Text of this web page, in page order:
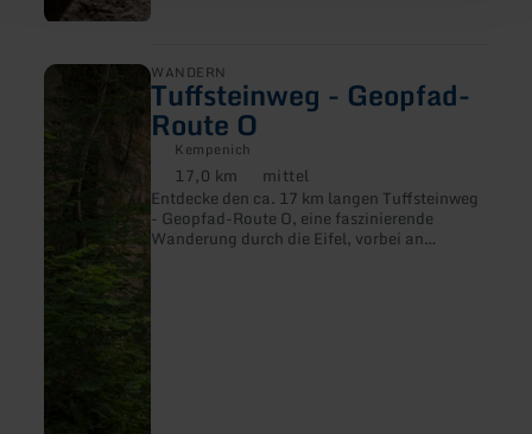
WANDERN
Tuffsteinweg - Geopfad-
Route O
Kempenich
Distanz:
17,0 km Anforderung:
mittel
Entdecke den ca. 17 km langen Tuffsteinweg
- Geopfad-Route O, eine faszinierende
Wanderung durch die Eifel, vorbei an
mehr
Route